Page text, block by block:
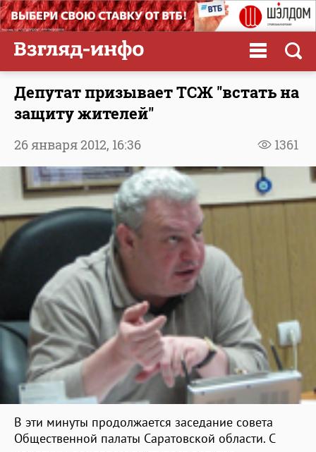
Депутат призывает ТСЖ "встать на
защиту жителей"
1361
26 января 2012, 16:36
В эти минуты продолжается заседание совета
Общественной палаты Саратовской области. С